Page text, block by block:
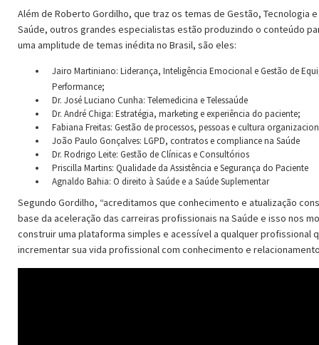
Além de Roberto Gordilho, que traz os temas de Gestão, Tecnologia e
Saúde, outros grandes especialistas estão produzindo o conteúdo
uma amplitude de temas inédita no Brasil, são eles:
Jairo Martiniano: Liderança, Inteligência Emocional e Gestão de
Performance;
Dr. José Luciano Cunha: Telemedicina e Telessaúde
Dr. André Chiga: Estratégia, marketing e experiência do paciente;
Fabiana Freitas: Gestão de processos, pessoas e cultura
João Paulo Gonçalves: LGPD, contratos e compliance na Saúde
Dr. Rodrigo Leite: Gestão de Clínicas e Consultórios
Priscilla Martins: Qualidade da Assistência e Segurança do Paciente
Agnaldo Bahia: O direito à Saúde e a Saúde Suplementar
Segundo Gordilho, “acreditamos que conhecimento e atualização
base da aceleração das carreiras profissionais na Saúde e isso nos
construir uma plataforma simples e acessível a qualquer profissional
incrementar sua vida profissional com conhecimento e